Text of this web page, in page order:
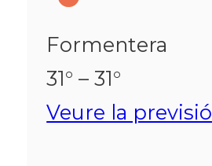
Formentera
31° – 31°
Veure la previsió